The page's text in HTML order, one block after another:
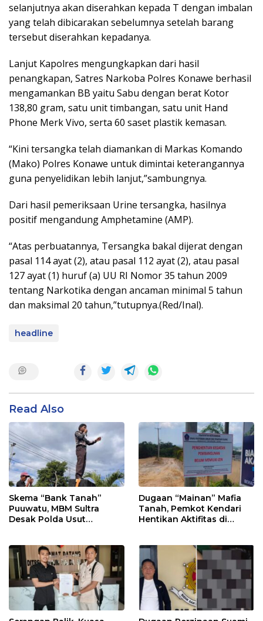
selanjutnya akan diserahkan kepada T dengan imbalan
yang telah dibicarakan sebelumnya setelah barang
tersebut diserahkan kepadanya.
Lanjut Kapolres mengungkapkan dari hasil
penangkapan, Satres Narkoba Polres Konawe berhasil
mengamankan BB yaitu Sabu dengan berat Kotor
138,80 gram, satu unit timbangan, satu unit Hand
Phone Merk Vivo, serta 60 saset plastik kemasan.
“Kini tersangka telah diamankan di Markas Komando
(Mako) Polres Konawe untuk dimintai keterangannya
guna penyelidikan lebih lanjut,”sambungnya.
Dari hasil pemeriksaan Urine tersangka, hasilnya
positif mengandung Amphetamine (AMP).
“Atas perbuatannya, Tersangka bakal dijerat dengan
pasal 114 ayat (2), atau pasal 112 ayat (2), atau pasal
127 ayat (1) huruf (a) UU RI Nomor 35 tahun 2009
tentang Narkotika dengan ancaman minimal 5 tahun
dan maksimal 20 tahun,”tutupnya.(Red/Inal).
headline
Read Also
Skema “Bank Tanah”
Puuwatu, MBM Sultra
Desak Polda Usut
Dugaan “Mainan” Mafia
Tanah, Pemkot Kendari
Hentikan Aktifitas di